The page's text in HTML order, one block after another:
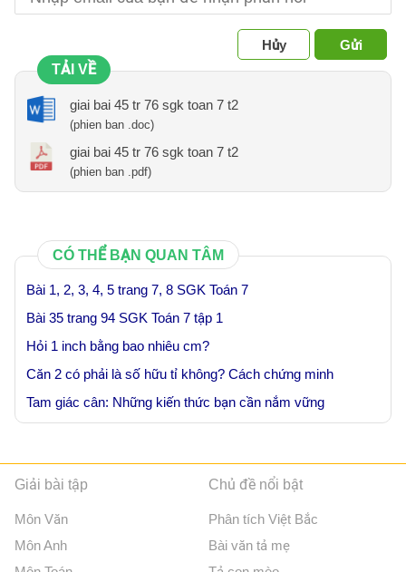
Hủy
Gửi
TẢI VỀ
giai bai 45 tr 76 sgk toan 7 t2
(phien ban .doc)
giai bai 45 tr 76 sgk toan 7 t2
(phien ban .pdf)
CÓ THỂ BẠN QUAN TÂM
Bài 1, 2, 3, 4, 5 trang 7, 8 SGK Toán 7
Bài 35 trang 94 SGK Toán 7 tập 1
Hỏi 1 inch bằng bao nhiêu cm?
Căn 2 có phải là số hữu tỉ không? Cách chứng minh
Tam giác cân: Những kiến thức bạn cần nắm vững
Giải bài tập
Môn Văn
Môn Anh
Chủ đề nổi bật
Phân tích Việt Bắc
Bài văn tả mẹ